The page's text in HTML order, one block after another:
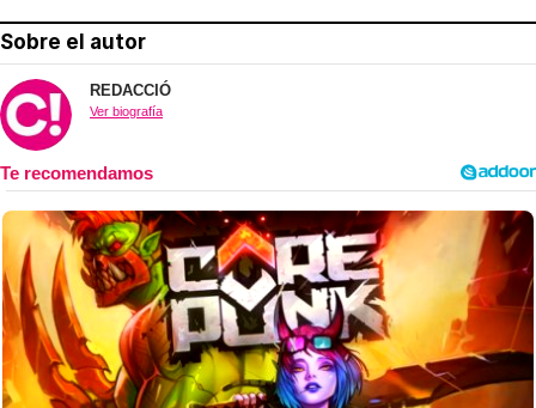
Sobre el autor
REDACCIÓ
Ver biografía